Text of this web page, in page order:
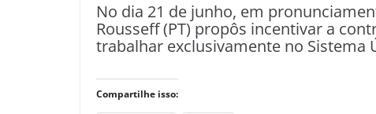
No dia 21 de junho, em
Rousseff (PT) propôs incentivar a
trabalhar exclusivamente no Sistema
Compartilhe isso: